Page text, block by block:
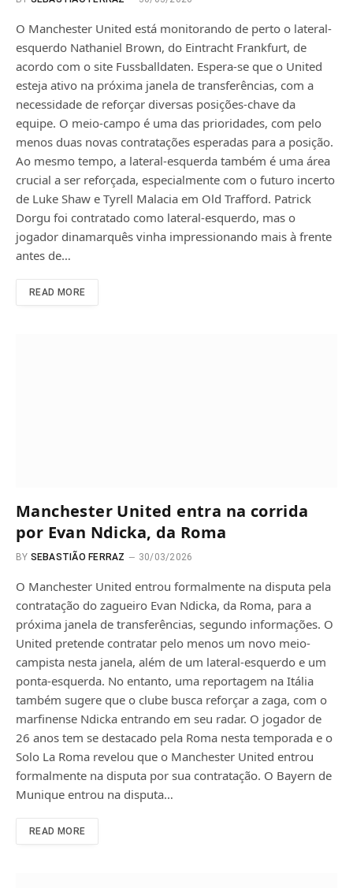
O Manchester United está monitorando de perto o lateral-
esquerdo Nathaniel Brown, do Eintracht Frankfurt, de
acordo com o site Fussballdaten. Espera-se que o United
esteja ativo na próxima janela de transferências, com a
necessidade de reforçar diversas posições-chave da
equipe. O meio-campo é uma das prioridades, com pelo
menos duas novas contratações esperadas para a posição.
Ao mesmo tempo, a lateral-esquerda também é uma área
crucial a ser reforçada, especialmente com o futuro incerto
de Luke Shaw e Tyrell Malacia em Old Trafford. Patrick
Dorgu foi contratado como lateral-esquerdo, mas o
jogador dinamarquês vinha impressionando mais à frente
antes de…
READ MORE
Manchester United entra na corrida
por Evan Ndicka, da Roma
BY SEBASTIÃO FERRAZ 30/03/2026
O Manchester United entrou formalmente na disputa pela
contratação do zagueiro Evan Ndicka, da Roma, para a
próxima janela de transferências, segundo informações. O
United pretende contratar pelo menos um novo meio-
campista nesta janela, além de um lateral-esquerdo e um
ponta-esquerda. No entanto, uma reportagem na Itália
também sugere que o clube busca reforçar a zaga, com o
marfinense Ndicka entrando em seu radar. O jogador de
26 anos tem se destacado pela Roma nesta temporada e o
Solo La Roma revelou que o Manchester United entrou
formalmente na disputa por sua contratação. O Bayern de
Munique entrou na disputa…
READ MORE